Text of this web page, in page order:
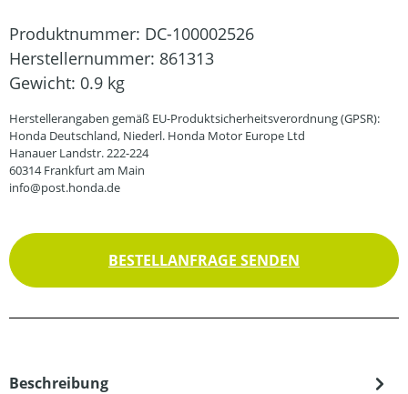
Produktnummer: DC-100002526
Herstellernummer: 861313
Gewicht: 0.9 kg
Herstellerangaben gemäß EU-Produktsicherheitsverordnung (GPSR):
Honda Deutschland, Niederl. Honda Motor Europe Ltd
Hanauer Landstr. 222-224
60314 Frankfurt am Main
info@post.honda.de
BESTELLANFRAGE SENDEN
Beschreibung